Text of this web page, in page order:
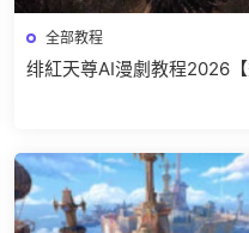
全部教程
绯紅天尊AI漫劇教程2026【